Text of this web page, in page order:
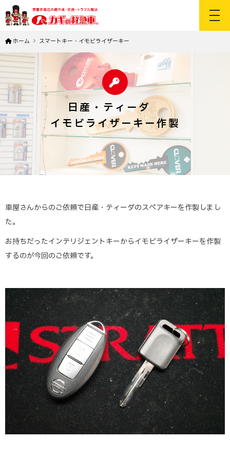
ホーム スマートキー・イモビライザーキー
日産・ティーダ
イモビライザーキー作製
車屋さんからのご依頼で日産・ティーダのスペアキーを作製しまし
た。
お持ちだったインテリジェントキーからイモビライザーキーを作製
するのが今回のご依頼です。